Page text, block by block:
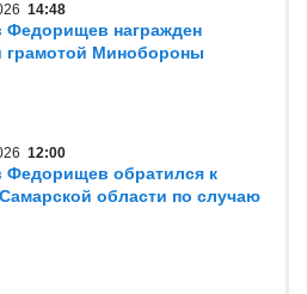
14:48
Федорищев награжден
грамотой Минобороны
12:00
Федорищев обратился к
области по случаю